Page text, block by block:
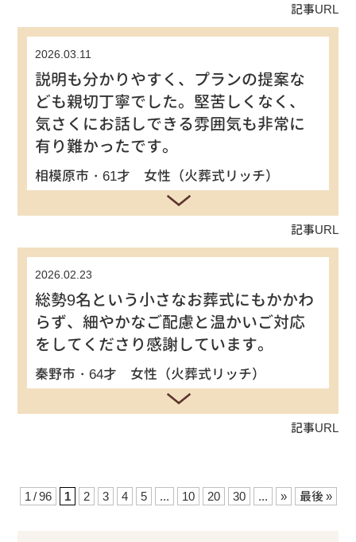
記事URL
2026.03.11
説明も分かりやすく、プランの提案な
ども親切丁寧でした。堅苦しくなく、
気さくにお話しできる雰囲気も非常に
有り難かったです。
相模原市・61才 女性（火葬式リッチ）
記事URL
2026.02.23
総勢9名という小さなお葬式にもかかわ
らず、細やかなご配慮と温かいご対応
をしてくださり感謝しています。
秦野市・64才 女性（火葬式リッチ）
記事URL
1 / 96 1 2 3 4 5 ... 10 20 30 ... » 最後 »